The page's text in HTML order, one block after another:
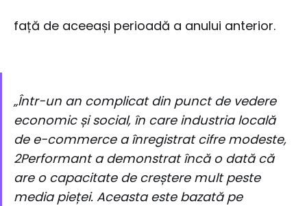
față de aceeași perioadă a anului anterior.
„Într-un an complicat din punct de vedere
economic și social, în care industria locală
de e-commerce a înregistrat cifre modeste,
2Performant a demonstrat încă o dată că
are o capacitate de creștere mult peste
media pieței. Aceasta este bazată pe